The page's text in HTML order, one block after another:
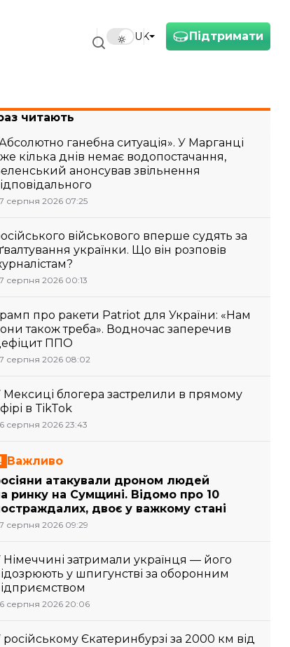
Підтримати
UK
читають
ганебна ситуація». У Марганці
кілька днів немає водопостачання,
анонсував звільнення
серпня 2026 07:25
військового вперше судять за
українки. Що він розповів
серпня 2026 00:13
про ракети Patriot для України: «Нам
також треба». Водночас заперечив
ППО
серпня 2026 08:02
Мексиці блогера застрелили в прямому
в TikTok
серпня 2026 23:43
Важливо
атакували дроном людей
ринку на Сумщині. Відомо про 10
двоє у важкому стані
серпня 2026 09:29
Німеччині затримали українця — його
у шпигунстві за оборонним
серпня 2026 20:06
російському Єкатеринбурзі за 2000 км від